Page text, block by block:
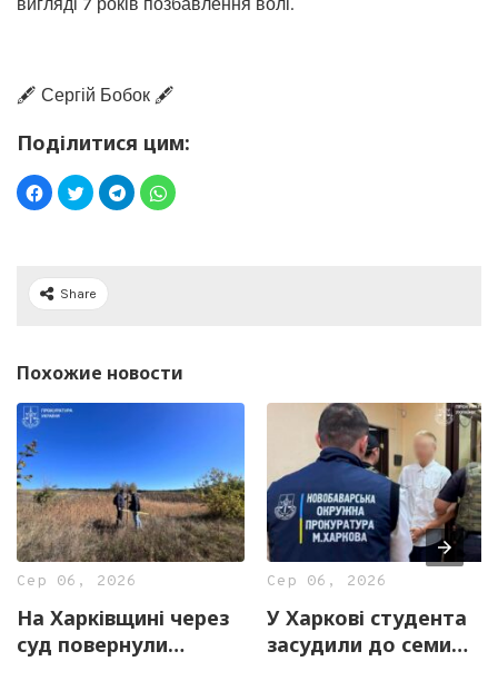
🖋️ Сергій Бобок 🖋️
Поділитися цим:
Share
Похожие новости
Сер 06, 2026
На Харківщині через
суд повернули
Сер 06, 2026
У Харкові студента
засудили до семи